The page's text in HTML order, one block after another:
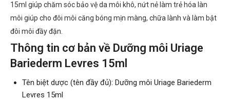
15ml giúp chăm sóc bảo vệ da môi khô, nứt nẻ làm trẻ hóa làn
môi giúp cho đôi môi căng bóng mịn màng, chữa lành và làm bật
đôi môi đầy đặn.
Thông tin cơ bản về Dưỡng môi Uriage
Bariederm Levres 15ml
Tên biệt dược (tên đầy đủ): Dưỡng môi Uriage Bariederm
Levres 15ml